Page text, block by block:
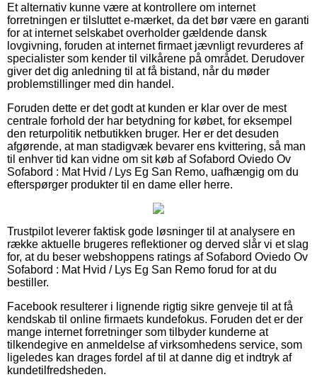
Et alternativ kunne være at kontrollere om internet
forretningen er tilsluttet e-mærket, da det bør være en garanti
for at internet selskabet overholder gældende dansk
lovgivning, foruden at internet firmaet jævnligt revurderes af
specialister som kender til vilkårene på området. Derudover
giver det dig anledning til at få bistand, når du møder
problemstillinger med din handel.
Foruden dette er det godt at kunden er klar over de mest
centrale forhold der har betydning for købet, for eksempel
den returpolitik netbutikken bruger. Her er det desuden
afgørende, at man stadigvæk bevarer ens kvittering, så man
til enhver tid kan vidne om sit køb af Sofabord Oviedo Ov
Sofabord : Mat Hvid / Lys Eg San Remo, uafhængig om du
efterspørger produkter til en dame eller herre.
Trustpilot leverer faktisk gode løsninger til at analysere en
række aktuelle brugeres reflektioner og derved slår vi et slag
for, at du beser webshoppens ratings af Sofabord Oviedo Ov
Sofabord : Mat Hvid / Lys Eg San Remo forud for at du
bestiller.
Facebook resulterer i lignende rigtig sikre genveje til at få
kendskab til online firmaets kundefokus. Foruden det er der
mange internet forretninger som tilbyder kunderne at
tilkendegive en anmeldelse af virksomhedens service, som
ligeledes kan drages fordel af til at danne dig et indtryk af
kundetilfredsheden.